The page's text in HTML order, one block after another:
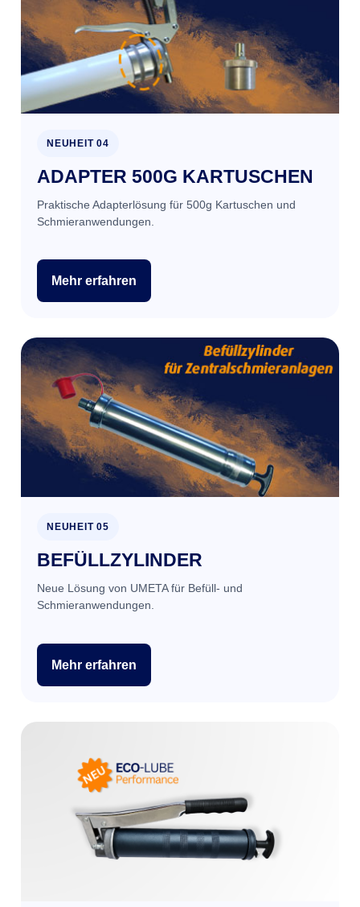
NEUHEIT 04
ADAPTER 500G KARTUSCHEN
Praktische Adapterlösung für 500g Kartuschen und
Schmieranwendungen.
Mehr erfahren
NEUHEIT 05
BEFÜLLZYLINDER
Neue Lösung von UMETA für Befüll- und
Schmieranwendungen.
Mehr erfahren